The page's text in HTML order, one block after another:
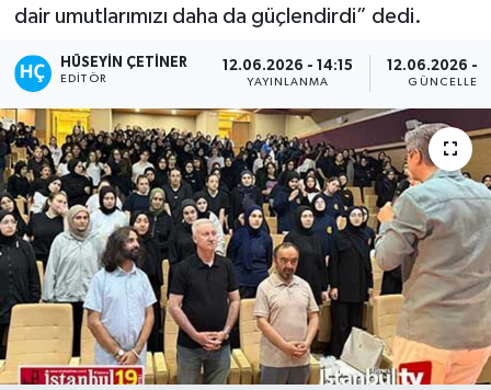
dair umutlarımızı daha da güçlendirdi” dedi.
HÜSEYIN ÇETINER
EDITÖR
12.06.2026 - 14:15
YAYINLANMA
12.06.2026 -